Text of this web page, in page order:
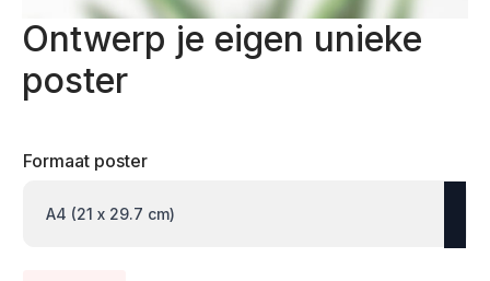
Ontwerp je eigen unieke
poster
Formaat poster